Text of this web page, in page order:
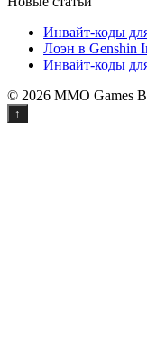
Инвайт-коды
Лоэн в Genshin
Инвайт-коды
© 2026 MMO Games